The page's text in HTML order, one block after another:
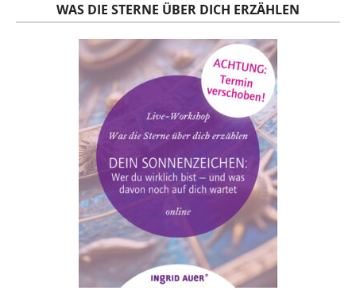
WAS DIE STERNE ÜBER DICH ERZÄHLEN